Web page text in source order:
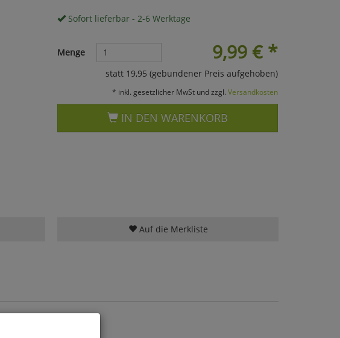
Sofort lieferbar - 2-6 Werktage
9,99 €*
Menge
statt 19,95 (gebundener Preis aufgehoben)
* inkl. gesetzlicher MwSt und zzgl. Versandkosten
IN DEN WARENKORB
Auf die Merkliste